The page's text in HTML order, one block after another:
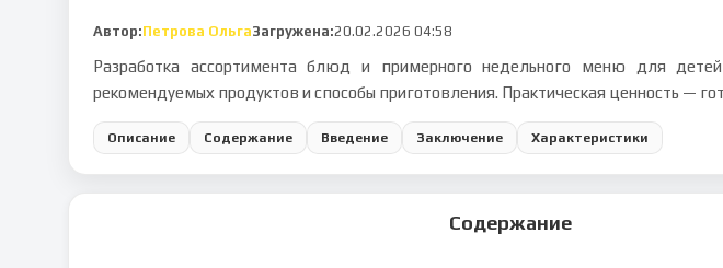
Автор:Петрова ОльгаЗагружена:20.02.2026 04:58
Разработка ассортимента блюд и примерного недельного меню для
рекомендуемых продуктов и способы приготовления. Практическая ценность —
Описание Содержание Введение Заключение Характеристики
Содержание